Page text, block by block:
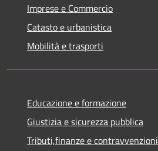
Imprese e Commercio
Catasto e urbanistica
Mobilità e trasporti
Educazione e formazione
Giustizia e sicurezza pubblica
Tributi,finanze e contravvenzioni